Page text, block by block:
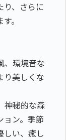
り、さらに
。
、環境音な
り美しくな
神秘的な森
ョン。季節
しい、癒し